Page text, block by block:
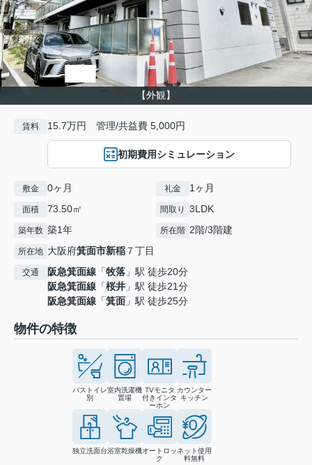
【外観】
賃料 15.7万円 管理/共益費 5,000円
初期費用シミュレーション
敷金 0ヶ月 礼金 1ヶ月
面積 73.50㎡ 間取り 3LDK
築年数 築1年 所在階 2階/3階建
所在地 大阪府箕面市新稲 ７丁目
交通 阪急箕面線 「牧落 」駅 徒歩20分
阪急箕面線 「桜井 」駅 徒歩21分
阪急箕面線 「箕面 」駅 徒歩25分
物件の特徴
バストイレ
別
室内洗濯機
置場
TVモニタ
付きインタ
ーホン
カウンター
キッチン
独立洗面台浴室乾燥機オートロッ
ク
ネット使用
料無料